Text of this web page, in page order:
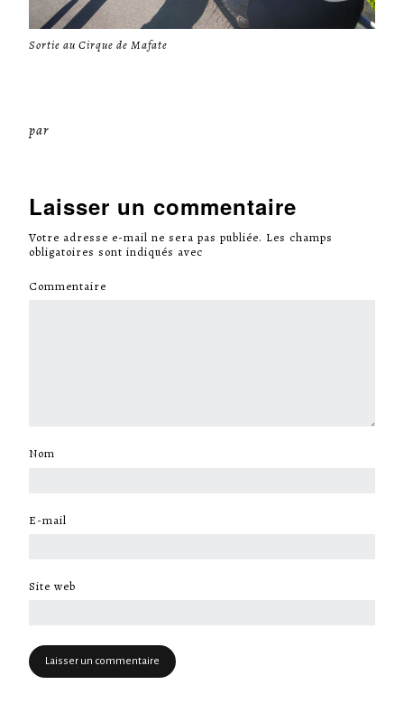
Sortie au Cirque de Mafate
par
Laisser un commentaire
Votre adresse e-mail ne sera pas publiée. Les champs
obligatoires sont indiqués avec
Commentaire
Nom
E-mail
Site web